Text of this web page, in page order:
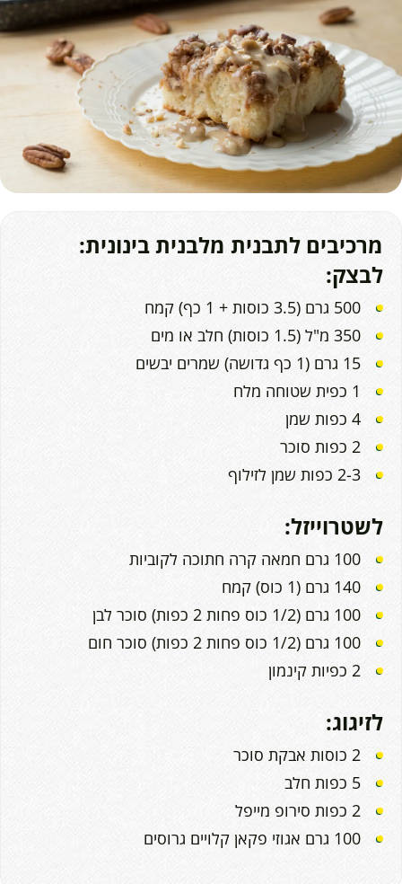
מרכיבים לתבנית מלבנית בינונית:
לבצק:
500 גרם (3.5 כוסות + 1 כף) קמח
350 מ"ל (1.5 כוסות) חלב או מים
15 גרם (1 כף גדושה) שמרים יבשים
1 כפית שטוחה מלח
4 כפות שמן
2 כפות סוכר
2-3 כפות שמן לזילוף
לשטרוייזל:
100 גרם חמאה קרה חתוכה לקוביות
140 גרם (1 כוס) קמח
100 גרם (1/2 כוס פחות 2 כפות) סוכר לבן
100 גרם (1/2 כוס פחות 2 כפות) סוכר חום
2 כפיות קינמון
לזיגוג:
2 כוסות אבקת סוכר
5 כפות חלב
2 כפות סירופ מייפל
100 גרם אגוזי פקאן קלויים גרוסים